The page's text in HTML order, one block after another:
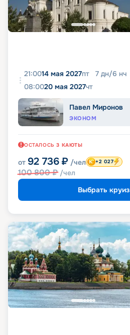
21:0014 мая 2027пт 7 дн/6 нч
08:0020 мая 2027чт
Павел Миронов
ЭКОНОМ
ОСТАЛОСЬ 3 КАЮТЫ
от 92 736 ₽ /чел
100 800₽ /чел
+2 027
Выбрать круиз